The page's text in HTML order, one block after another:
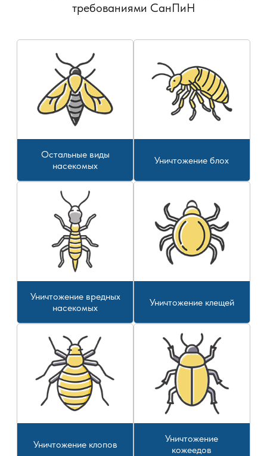
требованиями СанПиН
Остальные виды
насекомых
Уничтожение блох
Уничтожение вредных
насекомых
Уничтожение клещей
Уничтожение клопов
Уничтожение
кожеедов